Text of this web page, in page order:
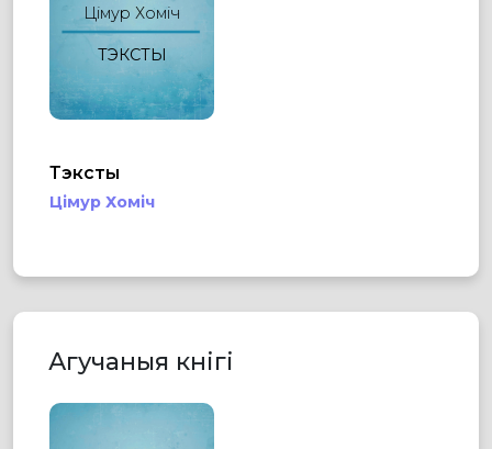
Цімур Хоміч
ТЭКСТЫ
Тэксты
Цімур Хоміч
Агучаныя кнігі